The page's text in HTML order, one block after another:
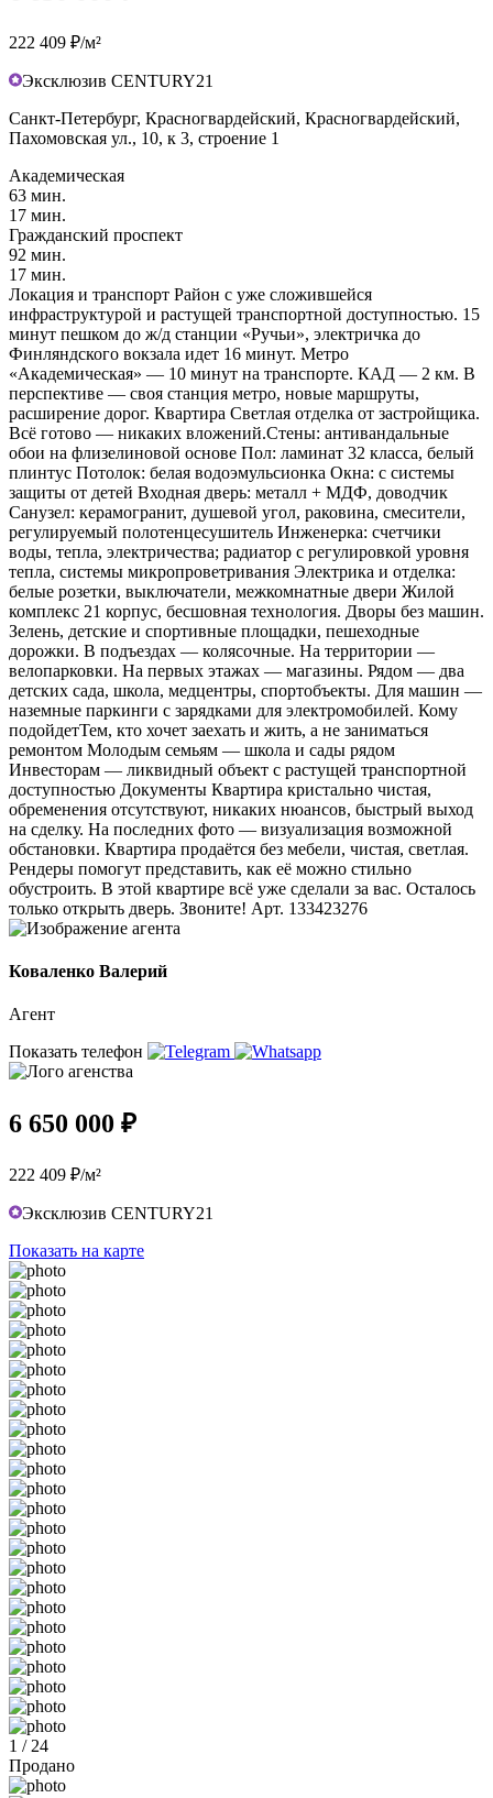
222 409 ₽/м²
Эксклюзив CENTURY21
Санкт-Петербург, Красногвардейский, Красногвардейский,
Пахомовская ул., 10, к 3, строение 1
Академическая
63 мин.
17 мин.
Гражданский проспект
92 мин.
17 мин.
Локация и транспорт Район с уже сложившейся
инфраструктурой и растущей транспортной доступностью. 15
минут пешком до ж/д станции «Ручьи», электричка до
Финляндского вокзала идет 16 минут. Метро
«Академическая» — 10 минут на транспорте. КАД — 2 км. В
перспективе — своя станция метро, новые маршруты,
расширение дорог. Квартира Светлая отделка от застройщика.
Всё готово — никаких вложений.Стены: антивандальные
обои на флизелиновой основе Пол: ламинат 32 класса, белый
плинтус Потолок: белая водоэмульсионка Окна: с системы
защиты от детей Входная дверь: металл + МДФ, доводчик
Санузел: керамогранит, душевой угол, раковина, смесители,
регулируемый полотенцесушитель Инженерка: счетчики
воды, тепла, электричества; радиатор с регулировкой уровня
тепла, системы микропроветривания Электрика и отделка:
белые розетки, выключатели, межкомнатные двери Жилой
комплекс 21 корпус, бесшовная технология. Дворы без машин.
Зелень, детские и спортивные площадки, пешеходные
дорожки. В подъездах — колясочные. На территории —
велопарковки. На первых этажах — магазины. Рядом — два
детских сада, школа, медцентры, спортобъекты. Для машин —
наземные паркинги с зарядками для электромобилей. Кому
подойдетТем, кто хочет заехать и жить, а не заниматься
ремонтом Молодым семьям — школа и сады рядом
Инвесторам — ликвидный объект с растущей транспортной
доступностью Документы Квартира кристально чистая,
обременения отсутствуют, никаких нюансов, быстрый выход
на сделку. На последних фото — визуализация возможной
обстановки. Квартира продаётся без мебели, чистая, светлая.
Рендеры помогут представить, как её можно стильно
обустроить. В этой квартире всё уже сделали за вас. Осталось
только открыть дверь. Звоните! Арт. 133423276
Коваленко Валерий
Агент
Показать телефон
6 650 000 ₽
222 409 ₽/м²
Эксклюзив CENTURY21
Показать на карте
1 / 24
Продано